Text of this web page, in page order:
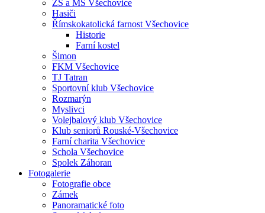
ZŠ a MŠ Všechovice
Hasiči
Římskokatolická farnost Všechovice
Historie
Farní kostel
Šimon
FKM Všechovice
TJ Tatran
Sportovní klub Všechovice
Rozmarýn
Myslivci
Volejbalový klub Všechovice
Klub seniorů Rouské-Všechovice
Farní charita Všechovice
Schola Všechovice
Spolek Záhoran
Fotogalerie
Fotografie obce
Zámek
Panoramatické foto